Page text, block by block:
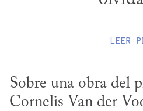
LEER
Sobre una obra del
Cornelis Van der